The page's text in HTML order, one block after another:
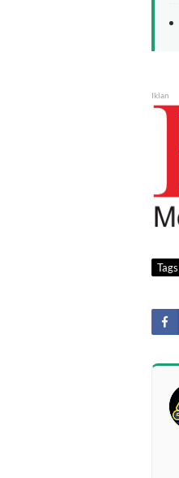
Iklan
Tags